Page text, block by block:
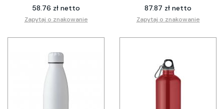
58.76 zł netto
Zapytaj o znakowanie
87.87 zł netto
Zapytaj o znakowanie